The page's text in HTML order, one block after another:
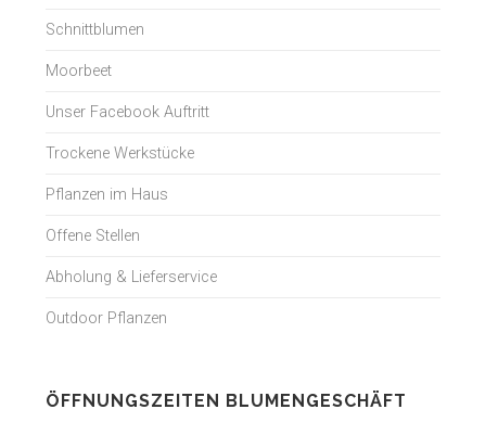
Schnittblumen
Moorbeet
Unser Facebook Auftritt
Trockene Werkstücke
Pflanzen im Haus
Offene Stellen
Abholung & Lieferservice
Outdoor Pflanzen
ÖFFNUNGSZEITEN BLUMENGESCHÄFT